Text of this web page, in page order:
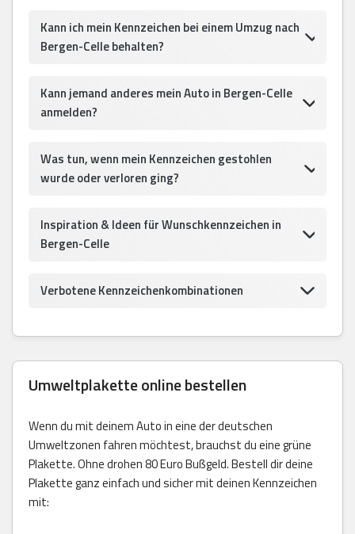
Kann ich mein Kennzeichen bei einem Umzug nach
Bergen-Celle behalten?
Kann jemand anderes mein Auto in Bergen-Celle
anmelden?
Was tun, wenn mein Kennzeichen gestohlen
wurde oder verloren ging?
Inspiration & Ideen für Wunschkennzeichen in
Bergen-Celle
Verbotene Kennzeichenkombinationen
Umweltplakette online bestellen
Wenn du mit deinem Auto in eine der deutschen
Umweltzonen fahren möchtest, brauchst du eine grüne
Plakette. Ohne drohen 80 Euro Bußgeld. Bestell dir deine
Plakette ganz einfach und sicher mit deinen Kennzeichen
mit: